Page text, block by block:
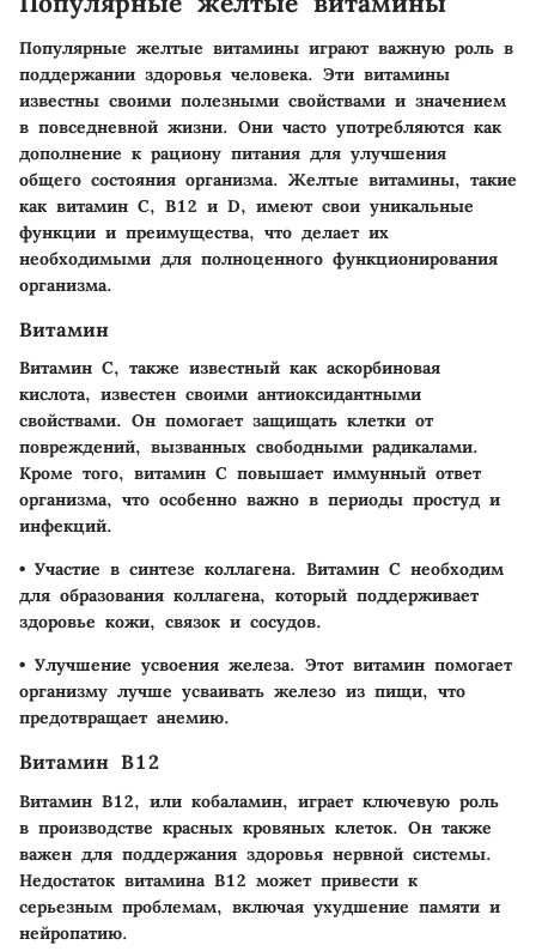
Популярные желтые витамины играют важную роль в
поддержании здоровья человека. Эти витамины
известны своими полезными свойствами и значением
в повседневной жизни. Они часто употребляются как
дополнение к рациону питания для улучшения
общего состояния организма. Желтые витамины, такие
как витамин C, B12 и D, имеют свои уникальные
функции и преимущества, что делает их
необходимыми для полноценного функционирования
организма.
Витамин
Витамин C, также известный как аскорбиновая
кислота, известен своими антиоксидантными
свойствами. Он помогает защищать клетки от
повреждений, вызванных свободными радикалами.
Кроме того, витамин C повышает иммунный ответ
организма, что особенно важно в периоды простуд и
инфекций.
• Участие в синтезе коллагена. Витамин C необходим
для образования коллагена, который поддерживает
здоровье кожи, связок и сосудов.
• Улучшение усвоения железа. Этот витамин помогает
организму лучше усваивать железо из пищи, что
предотвращает анемию.
Витамин B12
Витамин B12, или кобаламин, играет ключевую роль
в производстве красных кровяных клеток. Он также
важен для поддержания здоровья нервной системы.
Недостаток витамина B12 может привести к
серьезным проблемам, включая ухудшение памяти и
нейропатию.